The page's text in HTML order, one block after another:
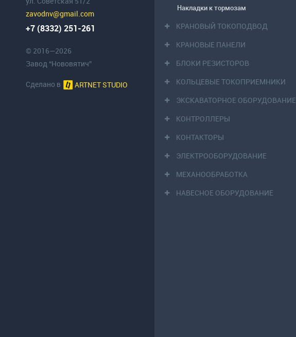
Накладки к тормозам
КРАНОВЫЙ ТОКОПОДВОД
КРАНОВЫЕ ПАНЕЛИ
БЛОКИ РЕЗИСТОРОВ
КОЛЬЦЕВЫЕ ТОКОПРИЕМНИКИ
ЭКСКАВАТОРНОЕ ОБОРУДОВАНИЕ
КОНТРОЛЛЕРЫ
КОНТАКТОРЫ
ЭЛЕКТРООБОРУДОВАНИЕ
МЕХАНООБРАБОТКА
НАВЕСНОЕ ОБОРУДОВАНИЕ
zavodnv@gmail.com
+7 (8332) 251-261
© 2016—2026
Завод “Нововятич”
Сделано в ARTNET STUDIO